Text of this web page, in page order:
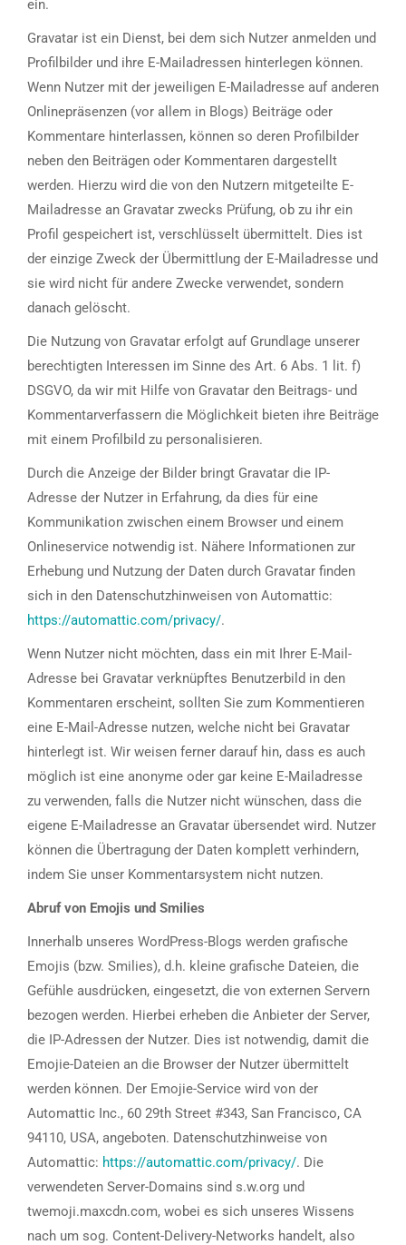
ein.
Gravatar ist ein Dienst, bei dem sich Nutzer anmelden und
Profilbilder und ihre E-Mailadressen hinterlegen können.
Wenn Nutzer mit der jeweiligen E-Mailadresse auf anderen
Onlinepräsenzen (vor allem in Blogs) Beiträge oder
Kommentare hinterlassen, können so deren Profilbilder
neben den Beiträgen oder Kommentaren dargestellt
werden. Hierzu wird die von den Nutzern mitgeteilte E-
Mailadresse an Gravatar zwecks Prüfung, ob zu ihr ein
Profil gespeichert ist, verschlüsselt übermittelt. Dies ist
der einzige Zweck der Übermittlung der E-Mailadresse und
sie wird nicht für andere Zwecke verwendet, sondern
danach gelöscht.
Die Nutzung von Gravatar erfolgt auf Grundlage unserer
berechtigten Interessen im Sinne des Art. 6 Abs. 1 lit. f)
DSGVO, da wir mit Hilfe von Gravatar den Beitrags- und
Kommentarverfassern die Möglichkeit bieten ihre Beiträge
mit einem Profilbild zu personalisieren.
Durch die Anzeige der Bilder bringt Gravatar die IP-
Adresse der Nutzer in Erfahrung, da dies für eine
Kommunikation zwischen einem Browser und einem
Onlineservice notwendig ist. Nähere Informationen zur
Erhebung und Nutzung der Daten durch Gravatar finden
sich in den Datenschutzhinweisen von Automattic:
https://automattic.com/privacy/.
Wenn Nutzer nicht möchten, dass ein mit Ihrer E-Mail-
Adresse bei Gravatar verknüpftes Benutzerbild in den
Kommentaren erscheint, sollten Sie zum Kommentieren
eine E-Mail-Adresse nutzen, welche nicht bei Gravatar
hinterlegt ist. Wir weisen ferner darauf hin, dass es auch
möglich ist eine anonyme oder gar keine E-Mailadresse
zu verwenden, falls die Nutzer nicht wünschen, dass die
eigene E-Mailadresse an Gravatar übersendet wird. Nutzer
können die Übertragung der Daten komplett verhindern,
indem Sie unser Kommentarsystem nicht nutzen.
Abruf von Emojis und Smilies
Innerhalb unseres WordPress-Blogs werden grafische
Emojis (bzw. Smilies), d.h. kleine grafische Dateien, die
Gefühle ausdrücken, eingesetzt, die von externen Servern
bezogen werden. Hierbei erheben die Anbieter der Server,
die IP-Adressen der Nutzer. Dies ist notwendig, damit die
Emojie-Dateien an die Browser der Nutzer übermittelt
werden können. Der Emojie-Service wird von der
Automattic Inc., 60 29th Street #343, San Francisco, CA
94110, USA, angeboten. Datenschutzhinweise von
Automattic: https://automattic.com/privacy/. Die
verwendeten Server-Domains sind s.w.org und
twemoji.maxcdn.com, wobei es sich unseres Wissens
nach um sog. Content-Delivery-Networks handelt, also